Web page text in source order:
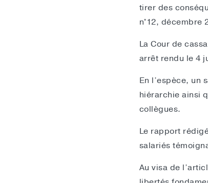
tirer des
n°12, décembre
La Cour de
arrêt rendu le 4
En l’espèce, un
hiérarchie ainsi
collègues.
Le rapport
salariés
Au visa de